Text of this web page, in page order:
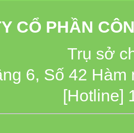
CỔ PHẦN
Trụ sở
6, Số 42
[Hotline]